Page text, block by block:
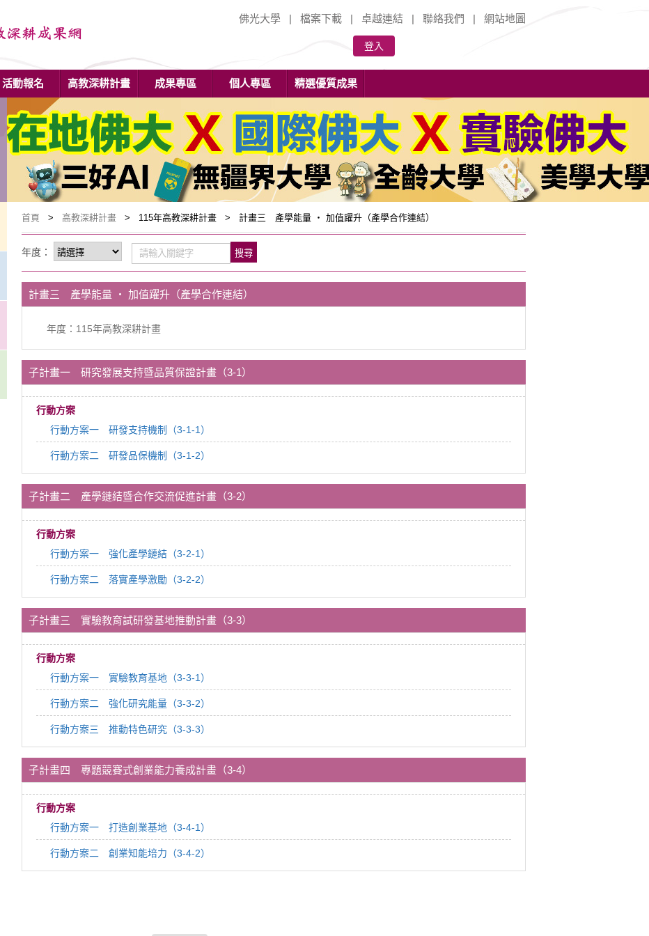
佛光大學 | 檔案下載 | 卓越連結 | 聯絡我們 | 網站地圖
登入
活動報名 高教深耕計畫 成果專區 個人專區 精選優質成果
首頁 > 高教深耕計畫 > 115年高教深耕計畫 > 計畫三 產學能量 ‧ 加值躍升（產學合作連結）
年度： 搜尋
計畫三 產學能量 ‧ 加值躍升（產學合作連結）
年度：115年高教深耕計畫
子計畫一 研究發展支持暨品質保證計畫（3-1）
行動方案
行動方案一 研發支持機制（3-1-1）
行動方案二 研發品保機制（3-1-2）
子計畫二 產學鏈結暨合作交流促進計畫（3-2）
行動方案
行動方案一 強化產學鏈結（3-2-1）
行動方案二 落實產學激勵（3-2-2）
子計畫三 實驗教育試研發基地推動計畫（3-3）
行動方案
行動方案一 實驗教育基地（3-3-1）
行動方案二 強化研究能量（3-3-2）
行動方案三 推動特色研究（3-3-3）
子計畫四 專題競賽式創業能力養成計畫（3-4）
行動方案
行動方案一 打造創業基地（3-4-1）
行動方案二 創業知能培力（3-4-2）